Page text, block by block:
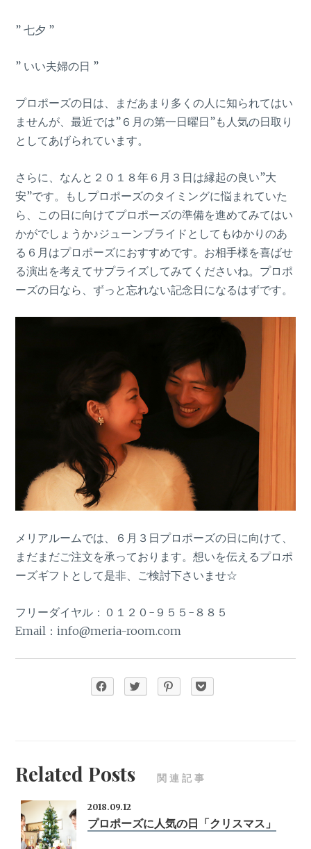
” 七夕 ”
” いい夫婦の日 ”
プロポーズの日は、まだあまり多くの人に知られてはい
ませんが、最近では”６月の第一日曜日”も人気の日取り
としてあげられています。
さらに、なんと２０１８年６月３日は縁起の良い”大
安”です。もしプロポーズのタイミングに悩まれていた
ら、この日に向けてプロポーズの準備を進めてみてはい
かがでしょうか♪ジューンブライドとしてもゆかりのあ
る６月はプロポーズにおすすめです。お相手様を喜ばせ
る演出を考えてサプライズしてみてくださいね。プロポ
ーズの日なら、ずっと忘れない記念日になるはずです。
メリアルームでは、６月３日プロポーズの日に向けて、
まだまだご注文を承っております。想いを伝えるプロポ
ーズギフトとして是非、ご検討下さいませ☆
フリーダイヤル：０１２０-９５５-８８５
Email：info@meria-room.com
Related Posts 関連記事
2018.09.12
プロポーズに人気の日「クリスマス」